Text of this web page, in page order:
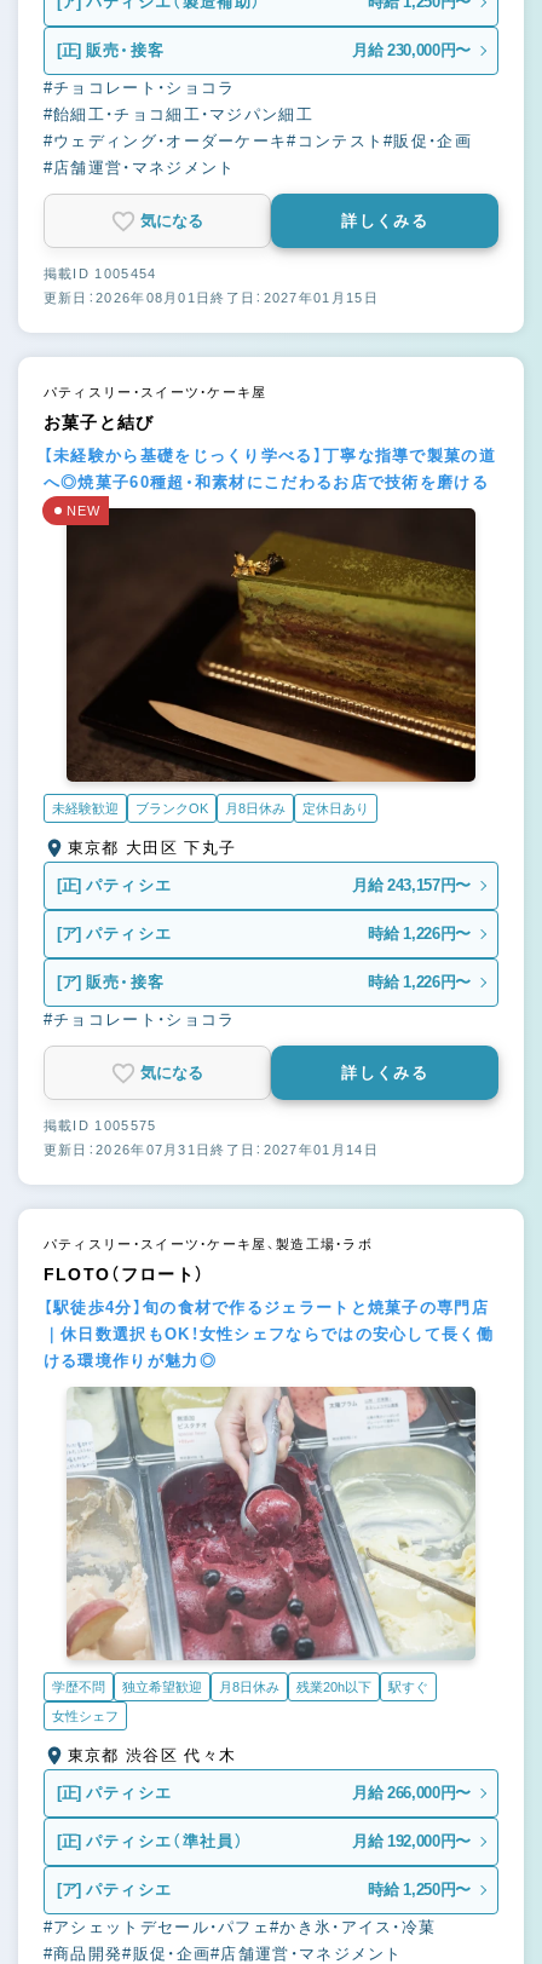
[正] 販売・接客 月給 230,000円〜
#チョコレート・ショコラ
#飴細工・チョコ細工・マジパン細工
#ウェディング・オーダーケーキ#コンテスト#販促・企画
#店舗運営・マネジメント
気になる 詳しくみる
掲載ID 1005454
更新日：2026年08月01日終了日：2027年01月15日
パティスリー・スイーツ・ケーキ屋
お菓子と結び
【未経験から基礎をじっくり学べる】丁寧な指導で製菓の道
へ◎焼菓子60種超・和素材にこだわるお店で技術を磨ける
NEW
未経験歓迎 ブランクOK 月8日休み 定休日あり
東京都 大田区 下丸子
[正] パティシエ 月給 243,157円〜
[ア] パティシエ 時給 1,226円〜
[ア] 販売・接客 時給 1,226円〜
#チョコレート・ショコラ
気になる 詳しくみる
掲載ID 1005575
更新日：2026年07月31日終了日：2027年01月14日
パティスリー・スイーツ・ケーキ屋、製造工場・ラボ
FLOTO（フロート）
【駅徒歩4分】旬の食材で作るジェラートと焼菓子の専門店
｜休日数選択もOK！女性シェフならではの安心して長く働
ける環境作りが魅力◎
学歴不問 独立希望歓迎 月8日休み 残業20h以下
駅すぐ
女性シェフ
東京都 渋谷区 代々木
[正] パティシエ 月給 266,000円〜
[正] パティシエ（準社員） 月給 192,000円〜
[ア] パティシエ 時給 1,250円〜
#アシェットデセール・パフェ#かき氷・アイス・冷菓
#商品開発#販促・企画#店舗運営・マネジメント